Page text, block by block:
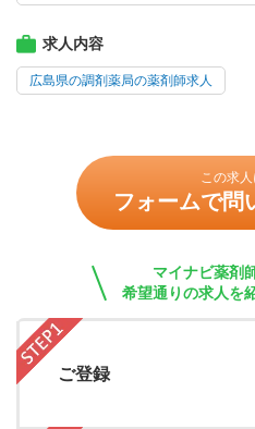
求人内容
広島県の調剤薬局の薬剤師求人
この求人
フォームで問
マイナビ薬剤
希望通りの求人を
ご登録